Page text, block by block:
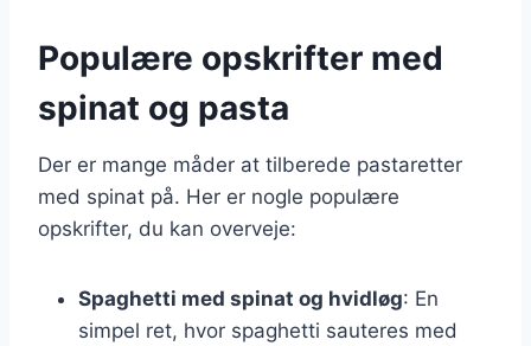
Populære opskrifter med
spinat og pasta
Der er mange måder at tilberede pastaretter
med spinat på. Her er nogle populære
opskrifter, du kan overveje:
Spaghetti med spinat og hvidløg: En
simpel ret, hvor spaghetti sauteres med